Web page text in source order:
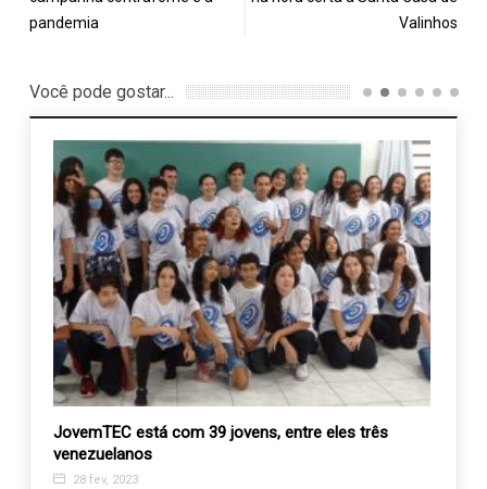
pandemia
Valinhos
Você pode gostar...
JovemTEC está com 39 jovens, entre eles três
venezuelanos
28 fev, 2023